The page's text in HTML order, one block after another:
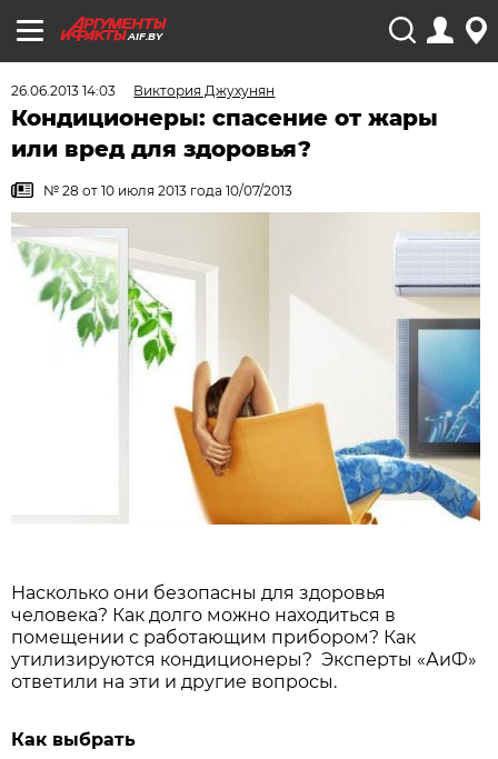
AIF.BY
26.06.2013 14:03 Виктория Джухунян
Кондиционеры: спасение от жары
или вред для здоровья?
№ 28 от 10 июля 2013 года 10/07/2013
Насколько они безопасны для здоровья
человека? Как долго можно находиться в
помещении с работающим прибором? Как
утилизируются кондиционеры? Эксперты «АиФ»
ответили на эти и другие вопросы.
Как выбрать